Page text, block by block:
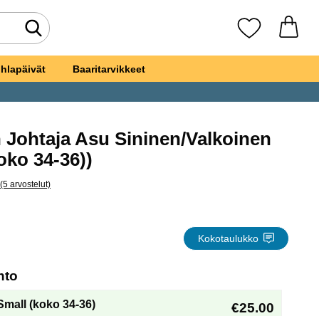
Tee haku Suosikkini
Baaritarvikkeet
50-52)) suosikiksiAsu Sininen/Valkoinen
34-36))
kaikki arvostelut
(5 arvostelut)
Kokotaulukko
(koko 34-36) €25.00